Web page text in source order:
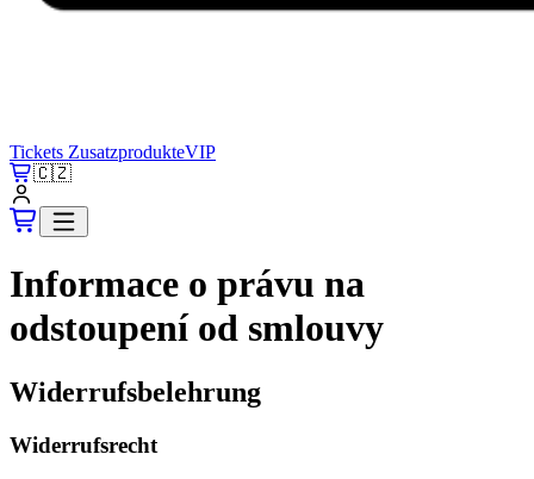
Tickets ZusatzprodukteVIP
🇨🇿
Informace o právu na
odstoupení od smlouvy
Widerrufsbelehrung
Widerrufsrecht